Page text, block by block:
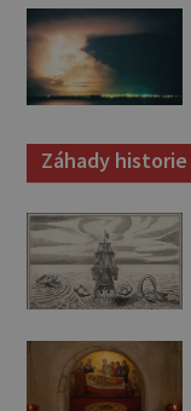
Záhady historie